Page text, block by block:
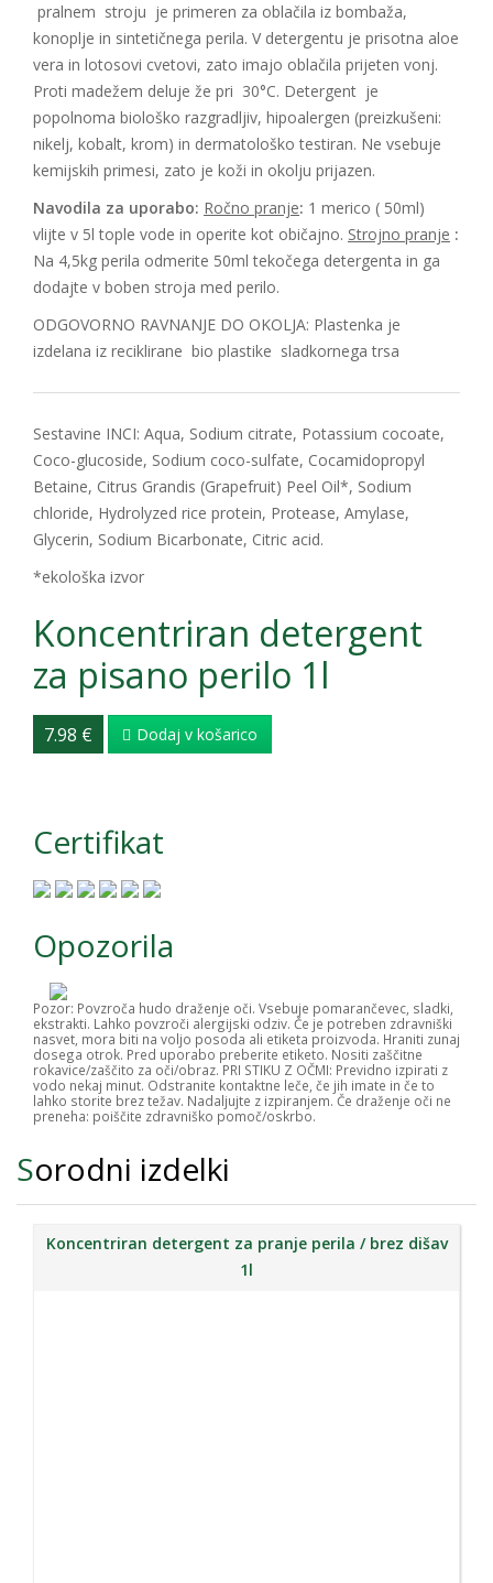
pralnem stroju je primeren za oblačila iz bombaža,
konoplje in sintetičnega perila. V detergentu je prisotna aloe
vera in lotosovi cvetovi, zato imajo oblačila prijeten vonj.
Proti madežem deluje že pri 30°C. Detergent je
popolnoma biološko razgradljiv, hipoalergen (preizkušeni:
nikelj, kobalt, krom) in dermatološko testiran. Ne vsebuje
kemijskih primesi, zato je koži in okolju prijazen.
Navodila za uporabo: Ročno pranje: 1 merico ( 50ml)
vlijte v 5l tople vode in operite kot običajno. Strojno pranje :
Na 4,5kg perila odmerite 50ml tekočega detergenta in ga
dodajte v boben stroja med perilo.
ODGOVORNO RAVNANJE DO OKOLJA: Plastenka je
izdelana iz reciklirane bio plastike sladkornega trsa
Sestavine INCI: Aqua, Sodium citrate, Potassium cocoate,
Coco-glucoside, Sodium coco-sulfate, Cocamidopropyl
Betaine, Citrus Grandis (Grapefruit) Peel Oil*, Sodium
chloride, Hydrolyzed rice protein, Protease, Amylase,
Glycerin, Sodium Bicarbonate, Citric acid.
*ekološka izvor
Koncentriran detergent
za pisano perilo 1l
7.98 € Dodaj v košarico
Certifikat
Opozorila
Pozor: Povzroča hudo draženje oči. Vsebuje pomarančevec, sladki,
ekstrakti. Lahko povzroči alergijski odziv. Če je potreben zdravniški
nasvet, mora biti na voljo posoda ali etiketa proizvoda. Hraniti zunaj
dosega otrok. Pred uporabo preberite etiketo. Nositi zaščitne
rokavice/zaščito za oči/obraz. PRI STIKU Z OČMI: Previdno izpirati z
vodo nekaj minut. Odstranite kontaktne leče, če jih imate in če to
lahko storite brez težav. Nadaljujte z izpiranjem. Če draženje oči ne
preneha: poiščite zdravniško pomoč/oskrbo.
Sorodni izdelki
Koncentriran detergent za pranje perila / brez dišav
1l